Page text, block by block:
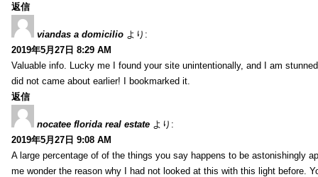
返信
viandas a domicilio より:
2019年5月27日 8:29 AM
Valuable info. Lucky me I found your site unintentionally, and I am
did not came about earlier! I bookmarked it.
返信
nocatee florida real estate より:
2019年5月27日 9:08 AM
A large percentage of of the things you say happens to be astonishingly
me wonder the reason why I had not looked at this with this light before.